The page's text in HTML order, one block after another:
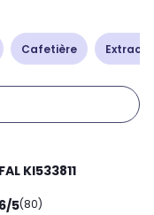
Cafetière
KI533811
5(80)